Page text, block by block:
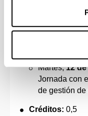
Jornada con
de
Martes,12
Jornada con
de gestión de
Créditos: 0,5